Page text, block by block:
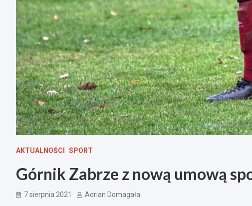
AKTUALNOŚCI SPORT
Górnik Zabrze z nową umową
7 sierpnia 2021 Adrian Domagała